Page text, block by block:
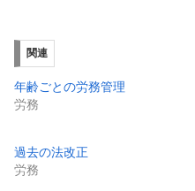
関連
年齢ごとの労務管理
労務
過去の法改正
労務